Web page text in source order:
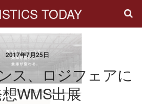
TODAY
2017年7月25日
ス、ロジフェアに
WMS出展